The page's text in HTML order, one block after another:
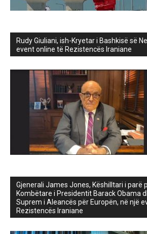
Rudy Giuliani, ish-Kryetar i Bashkisë së
event online të Rezistencës Iraniane
Gjenerali James Jones, Këshilltari i parë
Kombëtare i Presidentit Barack Obama
Suprem i Aleancës për Europën, në një
Rezistencës Iraniane